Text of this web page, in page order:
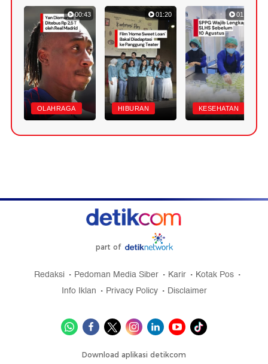
00:43
OLAHRAGA
01:20
HIBURAN
01:07
KESEHATAN
part of
Redaksi Pedoman Media Siber Karir
Kotak Pos
Info Iklan
Privacy Policy Disclaimer
Download aplikasi detikcom